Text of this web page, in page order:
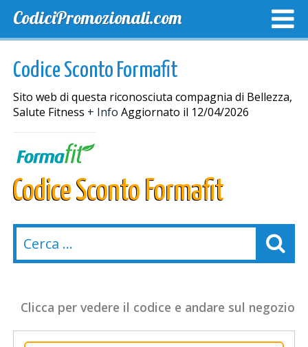
CodiciPromozionali.com
Codice Sconto Formafit
Sito web di questa riconosciuta compagnia di Bellezza,
Salute Fitness + Info Aggiornato il 12/04/2026
Codice Sconto Formafit
Clicca per vedere il codice e andare sul negozio